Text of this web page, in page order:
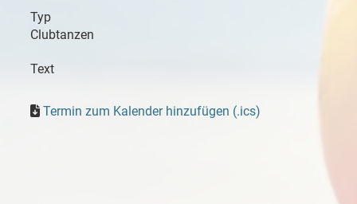
Typ
Clubtanzen
Text
Termin zum Kalender hinzufügen (.ics)